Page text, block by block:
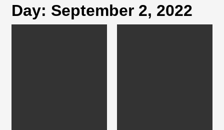
magazine of
Day: September 2, 2022